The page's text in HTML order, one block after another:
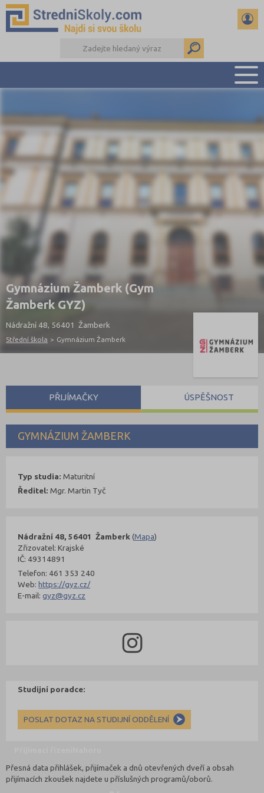
PŘÍPRAVA NA PŘIJÍMAČKY
DŮLEŽITÉ TERMÍNY
REFERÁTY A SEMINÁRKY
Gymnázium Žamberk (Gym
Žamberk GYZ)
Nádražní 48, 56401 Žamberk
Střední škola > Gymnázium Žamberk
GYMNÁZIUM ŽAMBERK
Nádražní 48, 56401 Žamberk(Mapa)
Zřizovatel: Krajské
IČ: 49314891
Telefon: 461 353 240
Web:https://gyz.cz/
E-mail:gyz@gyz.cz
Typ studia: Maturitní
Ředitel: Mgr. Martin Tyč
Studijní poradce:
POSLAT DOTAZ NA STUDIJNÍ ODDĚLENÍ
PŘIJÍMAČKY ÚSPĚŠNOST
Přesná data přihlášek, přijímaček a dnů otevřených dveří a obsah
přijímacích zkoušek najdete u příslušných programů/oborů.